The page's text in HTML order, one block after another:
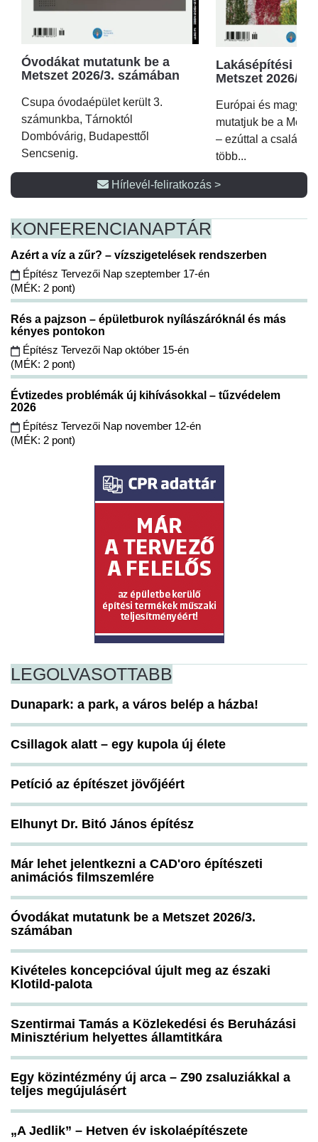
Óvodákat mutatunk be a
Metszet 2026/3. számában
Csupa óvodaépület került 3.
számunkba, Tárnoktól
Dombóvárig, Budapesttől
Sencsenig.
Lakásépítési
Metszet 2026/2.
Európai és magyar
mutatjuk be a
– ezúttal a családi
több...
Hírlevél-feliratkozás >
KONFERENCIANAPTÁR
Azért a víz a zűr? – vízszigetelések rendszerben
Építész Tervezői Nap szeptember 17-én
(MÉK: 2 pont)
Rés a pajzson – épületburok nyílászáróknál és más
kényes pontokon
Építész Tervezői Nap október 15-én
(MÉK: 2 pont)
Évtizedes problémák új kihívásokkal – tűzvédelem
2026
Építész Tervezői Nap november 12-én
(MÉK: 2 pont)
LEGOLVASOTTABB
Dunapark: a park, a város belép a házba!
Csillagok alatt – egy kupola új élete
Petíció az építészet jövőjéért
Elhunyt Dr. Bitó János építész
Már lehet jelentkezni a CAD'oro építészeti
animációs filmszemlére
Óvodákat mutatunk be a Metszet 2026/3.
számában
Kivételes koncepcióval újult meg az északi
Klotild-palota
Szentirmai Tamás a Közlekedési és Beruházási
Minisztérium helyettes államtitkára
Egy közintézmény új arca – Z90 zsaluziákkal a
teljes megújulásért
„A Jedlik” – Hetven év iskolaépítészete